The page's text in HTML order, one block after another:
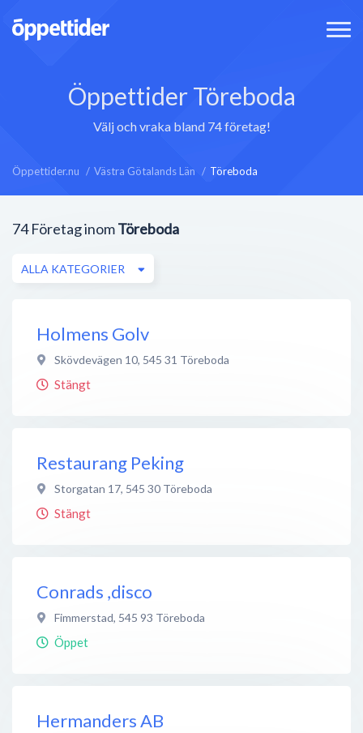
Öppettider Töreboda
Välj och vraka bland 74 företag!
Öppettider.nu Västra Götalands Län Töreboda
74 Företag inomTöreboda
ALLA KATEGORIER
Holmens Golv
Skövdevägen 10, 545 31 Töreboda
Stängt
Restaurang Peking
Storgatan 17, 545 30 Töreboda
Stängt
Conrads ,disco
Fimmerstad, 545 93 Töreboda
Öppet
Hermanders AB